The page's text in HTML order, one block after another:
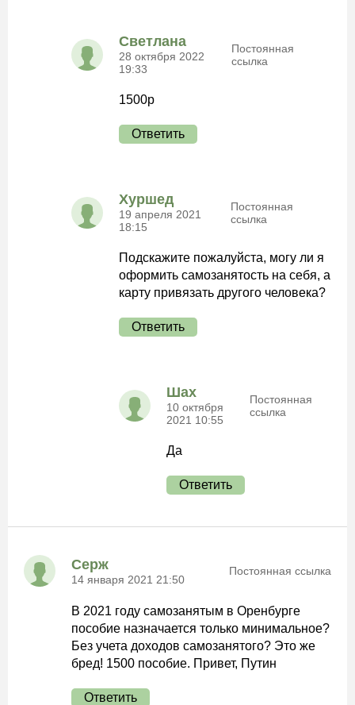
Светлана
28 октября 2022
19:33
Постоянная
ссылка
1500р
Ответить
Хуршед
19 апреля 2021
18:15
Постоянная
ссылка
Подскажите пожалуйста, могу ли я
оформить самозанятость на себя, а
карту привязать другого человека?
Ответить
Шах
10 октября
2021 10:55
Постоянная
ссылка
Да
Ответить
Серж
14 января 2021 21:50
Постоянная ссылка
В 2021 году самозанятым в Оренбурге
пособие назначается только минимальное?
Без учета доходов самозанятого? Это же
бред! 1500 пособие. Привет, Путин
Ответить